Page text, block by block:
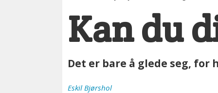
Kan du
Det er bare å glede seg, for
Eskil Bjørshol